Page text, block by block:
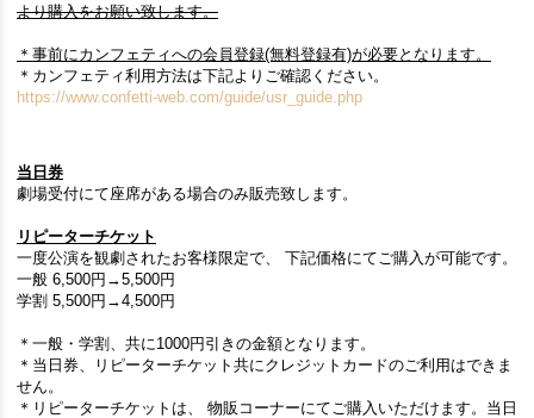
より購入をお願い致します。
＊​事前にカンフェティへの会員登録(無料登録有)が必要となります。
＊カンフェティ利用方法は下記よりご確認ください。
https://www.confetti-web.com/guide/usr_guide.php
当日券
劇場受付にて座席がある場合のみ販売致します。
リピーターチケット
一度公演を観劇されたお客様限定で、 下記価格にてご購入が可能です。
一般 6,500円→5,500円
学割 5,500円→4,500円
＊一般・学割、共に1000円引きの金額となります。
＊当日券、リピーターチケット共にクレジットカードのご利用はできま
せん。
＊リピーターチケットは、 物販コーナーにてご購入いただけます。当日